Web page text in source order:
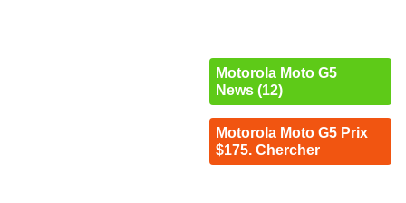
Motorola Moto G5
News (12)
Motorola Moto G5 Prix
$175. Chercher